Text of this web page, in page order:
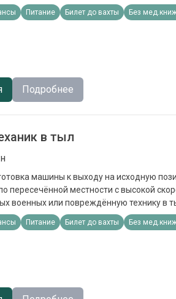
можно без опыта работы.
каникулы; - ⁠Налоговые
Единоразовая выплата от 1 400
210 000
Питание Билет до вахты Без
Подробнее
в тыл
машины к выходу на исходную
пересечённой местности с высокой
или повреждённую технику в тыл. 💰Ежемесячная зп от 210
РФ; - Бесплатная медкомиссия; -
производствам; - Статус
Питание Билет до вахты Без